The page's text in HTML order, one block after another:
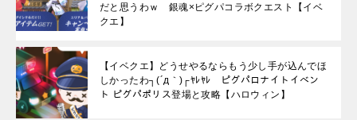
だと思うわｗ 銀魂×ピグパコラボクエスト【イベ
クエ】
【イベクエ】どうせやるならもう少し手が込んでほ
しかったわ┐(´д｀)┌ﾔﾚﾔﾚ ピグパロナイトイベン
ト ピグパポリス登場と攻略【ハロウィン】